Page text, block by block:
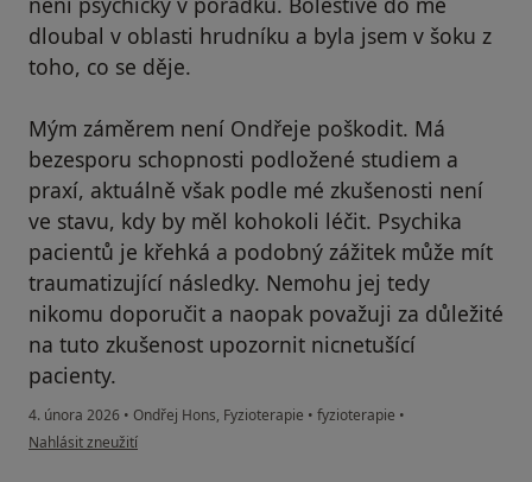
dloubal v oblasti hrudníku a byla jsem v šoku z
toho, co se děje.
Mým záměrem není Ondřeje poškodit. Má
bezesporu schopnosti podložené studiem a
praxí, aktuálně však podle mé zkušenosti není
ve stavu, kdy by měl kohokoli léčit. Psychika
pacientů je křehká a podobný zážitek může mít
traumatizující následky. Nemohu jej tedy
nikomu doporučit a naopak považuji za důležité
na tuto zkušenost upozornit nicnetušící
pacienty.
4. února 2026 • Ondřej Hons, Fyzioterapie • fyzioterapie •
podle názoru uživatele Veronika
Nahlásit zneužití